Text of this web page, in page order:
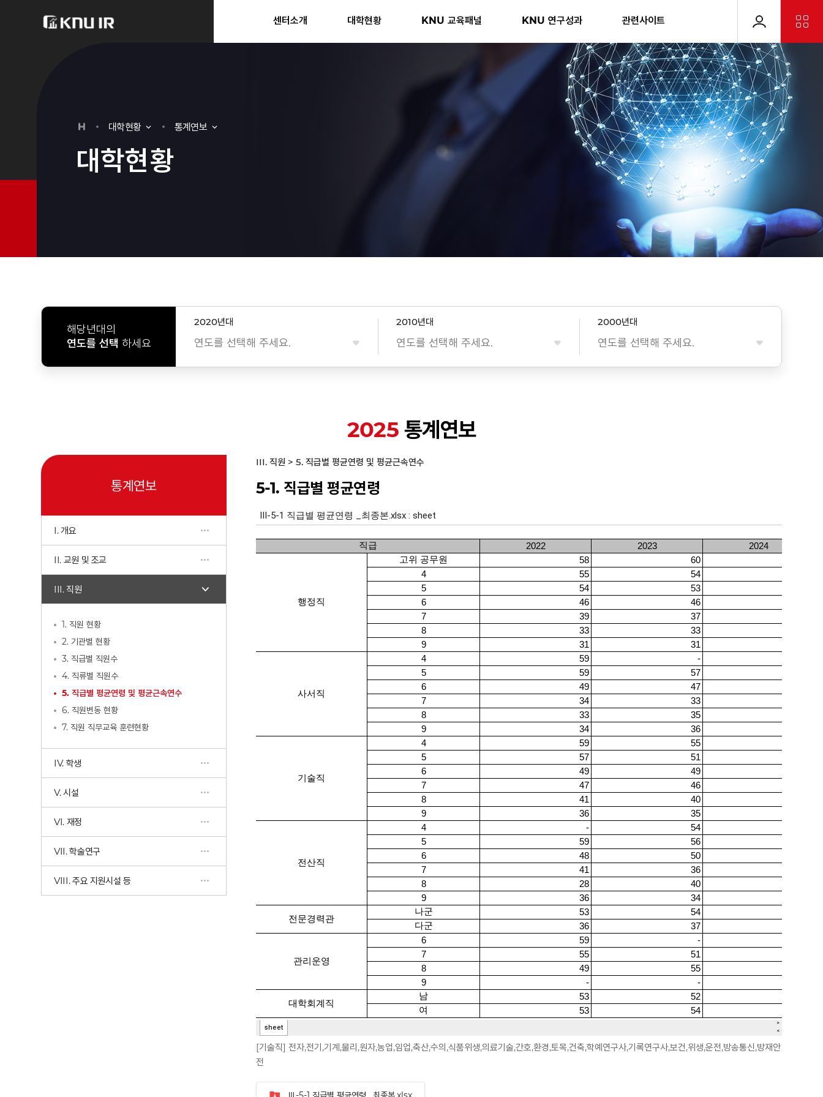
센터소개 대학현황 KNU 교육패널 KNU 연구성과 관련사이트
대학현황 통계연보
대학현황
해당년대의
연도를 선택 하세요
2020년대
연도를 선택해 주세요.
2010년대
연도를 선택해 주세요.
2000년대
연도를 선택해 주세요.
2025통계연보
통계연보
I. 개요
II. 교원 및 조교
III. 직원
1. 직원 현황
2. 기관별 현황
3. 직급별 직원수
4. 직류별 직원수
5. 직급별 평균연령 및 평균근속연수
6. 직원변동 현황
7. 직원 직무교육 훈련현황
IV. 학생
V. 시설
VI. 재정
VII. 학술연구
VIII. 주요 지원시설 등
III. 직원 > 5. 직급별 평균연령 및 평균근속연수
5-1. 직급별 평균연령
[기술직] 전자,전기,기계,물리,원자,농업,임업,축산,수의,식품위생,의료기술,간호,환경,토목,건축,학예연구사,기록연구사,보건,위생,운전,방송통신,방재안
전